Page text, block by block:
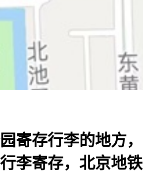
寄存行李的地方，
李寄存，北京地铁